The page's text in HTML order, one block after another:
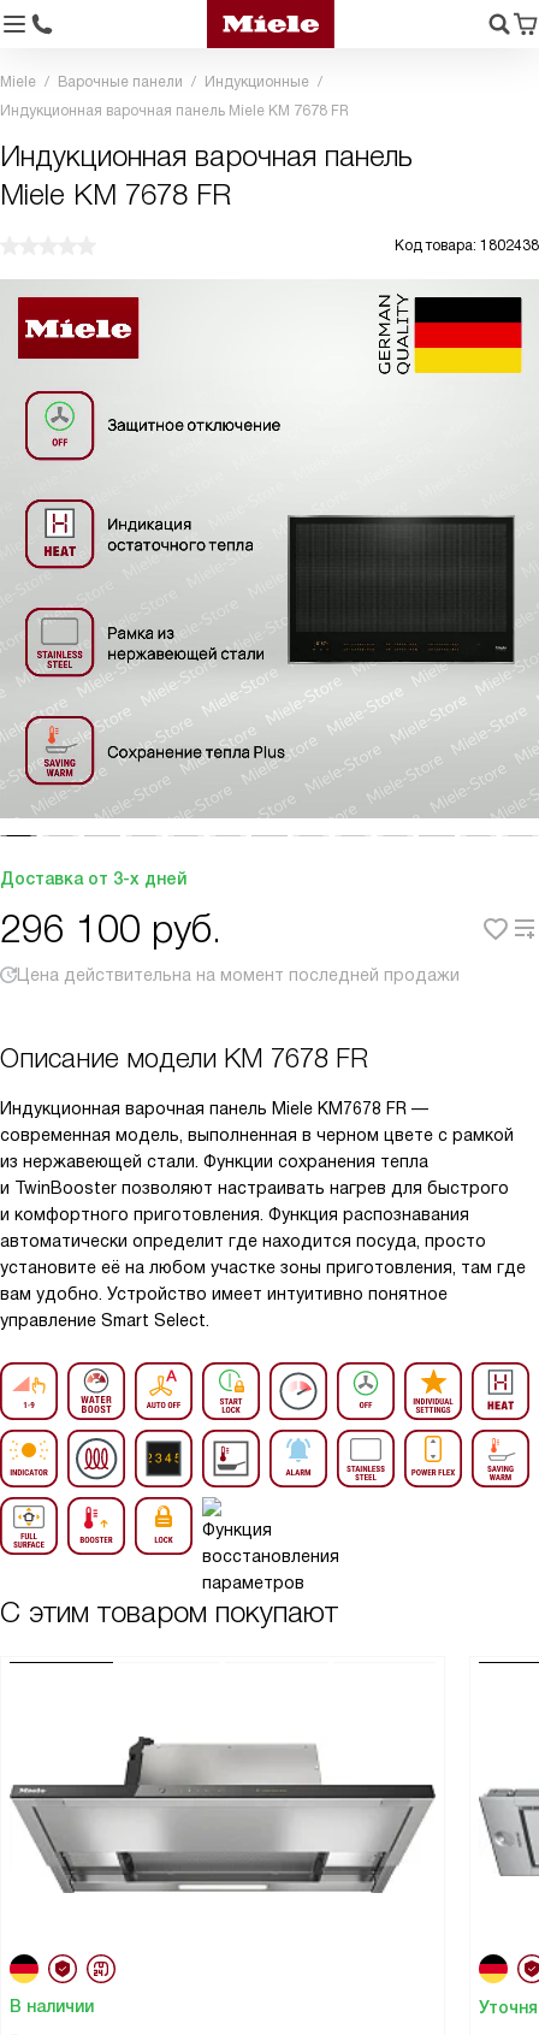
Miele Варочные панели
Индукционные
Индукционная варочная панель Miele KM 7678 FR
Индукционная варочная панель
Miele KM 7678 FR
Код товара: 1802438
Доставка от 3-х дней
296 100 руб.
Цена действительна на момент последней продажи
Описание модели KM 7678 FR
Индукционная варочная панель Miele KM7678 FR —
современная модель, выполненная в черном цвете с рамкой
из нержавеющей стали. Функции сохранения тепла
и TwinBooster позволяют настраивать нагрев для быстрого
и комфортного приготовления. Функция распознавания
автоматически определит где находится посуда, просто
установите её на любом участке зоны приготовления, там где
вам удобно. Устройство имеет интуитивно понятное
управление Smart Select.
С этим товаром покупают
В наличии